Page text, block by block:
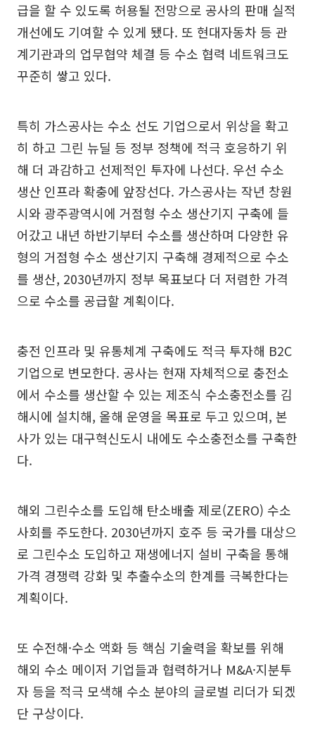
급을 할 수 있도록 허용될 전망으로 공사의 판매 실적
개선에도 기여할 수 있게 됐다. 또 현대자동차 등 관
계기관과의 업무협약 체결 등 수소 협력 네트워크도
꾸준히 쌓고 있다.
특히 가스공사는 수소 선도 기업으로서 위상을 확고
히 하고 그린 뉴딜 등 정부 정책에 적극 호응하기 위
해 더 과감하고 선제적인 투자에 나선다. 우선 수소
생산 인프라 확충에 앞장선다. 가스공사는 작년 창원
시와 광주광역시에 거점형 수소 생산기지 구축에 들
어갔고 내년 하반기부터 수소를 생산하며 다양한 유
형의 거점형 수소 생산기지 구축해 경제적으로 수소
를 생산, 2030년까지 정부 목표보다 더 저렴한 가격
으로 수소를 공급할 계획이다.
충전 인프라 및 유통체계 구축에도 적극 투자해 B2C
기업으로 변모한다. 공사는 현재 자체적으로 충전소
에서 수소를 생산할 수 있는 제조식 수소충전소를 김
해시에 설치해, 올해 운영을 목표로 두고 있으며, 본
사가 있는 대구혁신도시 내에도 수소충전소를 구축한
다.
해외 그린수소를 도입해 탄소배출 제로(ZERO) 수소
사회를 주도한다. 2030년까지 호주 등 국가를 대상으
로 그린수소 도입하고 재생에너지 설비 구축을 통해
가격 경쟁력 강화 및 추출수소의 한계를 극복한다는
계획이다.
또 수전해·수소 액화 등 핵심 기술력을 확보를 위해
해외 수소 메이저 기업들과 협력하거나 M&A·지분투
자 등을 적극 모색해 수소 분야의 글로벌 리더가 되겠
단 구상이다.